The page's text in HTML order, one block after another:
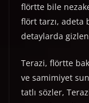
flörtte bile
flört tarzı, adeta
detaylarda
Terazi, flörtte
ve samimiyet
tatlı sözler,